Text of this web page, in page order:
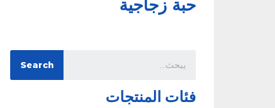
حبة زجاجية
Search
فئات المنتجات